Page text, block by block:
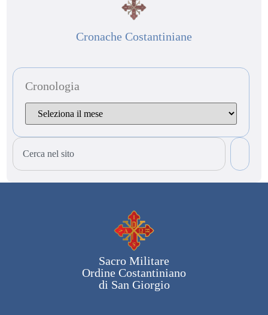
Cronache Costantiniane
Cronologia
Sacro Militare
Ordine Costantiniano
di San Giorgio